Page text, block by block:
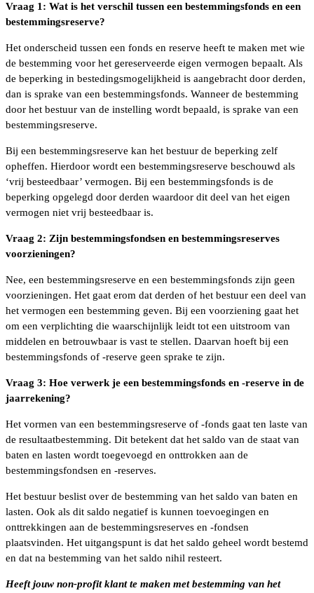
Vraag 1: Wat is het verschil tussen een bestemmingsfonds en een
bestemmingsreserve?
Het onderscheid tussen een fonds en reserve heeft te maken met wie
de bestemming voor het gereserveerde eigen vermogen bepaalt. Als
de beperking in bestedingsmogelijkheid is aangebracht door derden,
dan is sprake van een bestemmingsfonds. Wanneer de bestemming
door het bestuur van de instelling wordt bepaald, is sprake van een
bestemmingsreserve.
Bij een bestemmingsreserve kan het bestuur de beperking zelf
opheffen. Hierdoor wordt een bestemmingsreserve beschouwd als
‘vrij besteedbaar’ vermogen. Bij een bestemmingsfonds is de
beperking opgelegd door derden waardoor dit deel van het eigen
vermogen niet vrij besteedbaar is.
Vraag 2: Zijn bestemmingsfondsen en bestemmingsreserves
voorzieningen?
Nee, een bestemmingsreserve en een bestemmingsfonds zijn geen
voorzieningen. Het gaat erom dat derden of het bestuur een deel van
het vermogen een bestemming geven. Bij een voorziening gaat het
om een verplichting die waarschijnlijk leidt tot een uitstroom van
middelen en betrouwbaar is vast te stellen. Daarvan hoeft bij een
bestemmingsfonds of -reserve geen sprake te zijn.
Vraag 3: Hoe verwerk je een bestemmingsfonds en -reserve in de
jaarrekening?
Het vormen van een bestemmingsreserve of -fonds gaat ten laste van
de resultaatbestemming. Dit betekent dat het saldo van de staat van
baten en lasten wordt toegevoegd en onttrokken aan de
bestemmingsfondsen en -reserves.
Het bestuur beslist over de bestemming van het saldo van baten en
lasten. Ook als dit saldo negatief is kunnen toevoegingen en
onttrekkingen aan de bestemmingsreserves en -fondsen
plaatsvinden. Het uitgangspunt is dat het saldo geheel wordt bestemd
en dat na bestemming van het saldo nihil resteert.
Heeft jouw non-profit klant te maken met bestemming van het